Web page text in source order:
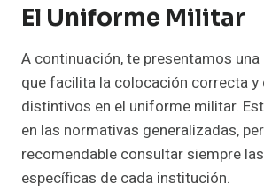
El Uniforme Militar
A continuación, te presentamos
que facilita la colocación correcta
distintivos en el uniforme militar.
en las normativas generalizadas,
recomendable consultar siempre
específicas de cada institución.